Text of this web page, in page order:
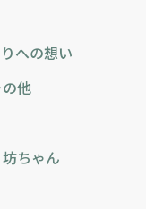
への想い
他
坊ちゃん